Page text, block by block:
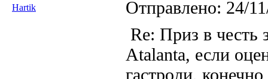
Hartik Отправлено: 24/
Re: Приз в честь
Atalanta, если
гастроли,